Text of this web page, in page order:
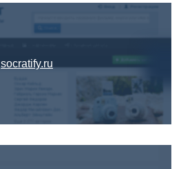
socratify.ru